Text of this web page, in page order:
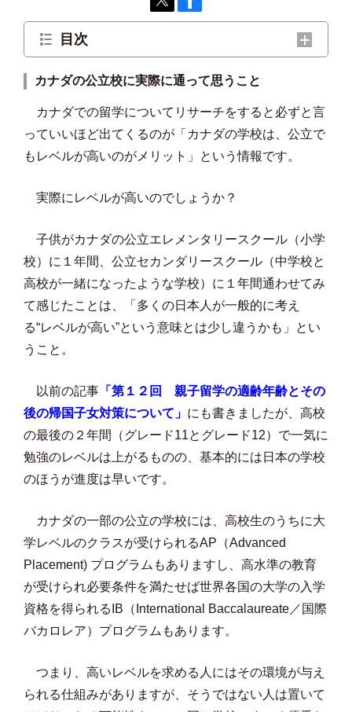
目次
る？
教育熱心な人は、やはり私立の学校に通わせている？
カナダの公立校に実際に通って思うこと
カナダでの留学についてリサーチをすると必ずと言
っていいほど出てくるのが「カナダの学校は、公立で
もレベルが高いのがメリット」という情報です。
実際にレベルが高いのでしょうか？
子供がカナダの公立エレメンタリースクール（小学
校）に１年間、公立セカンダリースクール（中学校と
高校が一緒になったような学校）に１年間通わせてみ
て感じたことは、「多くの日本人が一般的に考え
る“レベルが高い”という意味とは少し違うかも」とい
うこと。
以前の記事 「第１２回 親子留学の適齢年齢とその
後の帰国子女対策について」 にも書きましたが、高校
の最後の２年間（グレード11とグレード12）で一気に
勉強のレベルは上がるものの、基本的には日本の学校
のほうが進度は早いです。
カナダの一部の公立の学校には、高校生のうちに大
学レベルのクラスが受けられるAP（Advanced
Placement) プログラムもありますし、高水準の教育
が受けられ必要条件を満たせば世界各国の大学の入学
資格を得られるIB（International Baccalaureate／国際
バカロレア）プログラムもあります。
つまり、高いレベルを求める人にはその環境が与え
られる仕組みがありますが、そうではない人は置いて